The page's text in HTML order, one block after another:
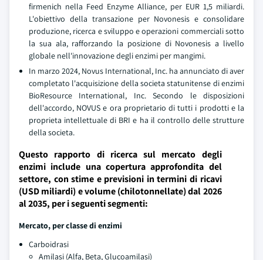
firmenich nella Feed Enzyme Alliance, per EUR 1,5 miliardi.
L'obiettivo della transazione per Novonesis e consolidare
produzione, ricerca e sviluppo e operazioni commerciali sotto
la sua ala, rafforzando la posizione di Novonesis a livello
globale nell'innovazione degli enzimi per mangimi.
In marzo 2024, Novus International, Inc. ha annunciato di aver
completato l'acquisizione della societa statunitense di enzimi
BioResource International, Inc. Secondo le disposizioni
dell'accordo, NOVUS e ora proprietario di tutti i prodotti e la
proprieta intellettuale di BRI e ha il controllo delle strutture
della societa.
Questo rapporto di ricerca sul mercato degli
enzimi include una copertura approfondita del
settore, con stime e previsioni in termini di ricavi
(USD miliardi) e volume (chilotonnellate) dal 2026
al 2035, per i seguenti segmenti:
Mercato, per classe di enzimi
Carboidrasi
Amilasi (Alfa, Beta, Glucoamilasi)